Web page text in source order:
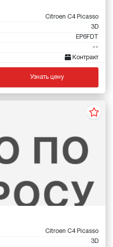
Citroen C4 Picasso
3D
EP6FDT
--
Контракт
Узнать цену
Citroen C4 Picasso
3D